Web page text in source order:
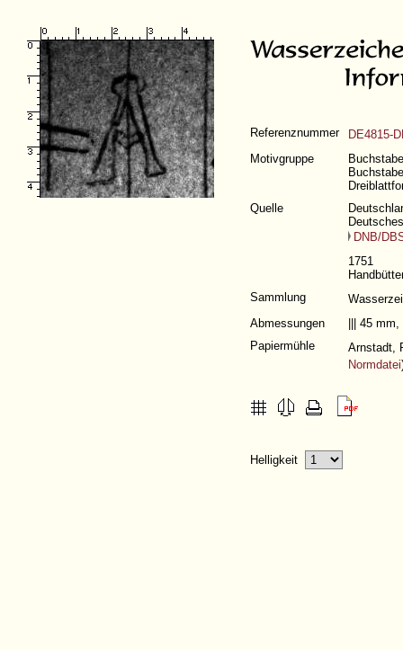
Referenznummer
DE4815-
Motivgruppe
Quelle
DNB/
1751
Sammlung
Abmessungen
||| 45
Papiermühle
Arnstadt,
Normdatei
Helligkeit